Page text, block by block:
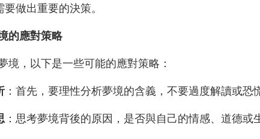
要做出重要的決策。
的應對策略
境，以下是一些可能的應對策略：
：首先，要理性分析夢境的含義，不要過度解讀或恐
：思考夢境背後的原因，是否與自己的情感、道德或